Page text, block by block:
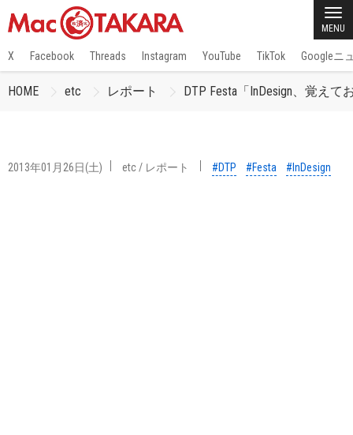
MENU
X Facebook Threads Instagram YouTube TikTok Googleニ
HOME etc レポート DTP Festa「InDesign、覚え
2013年01月26日(土) etc/ レポート #DTP #Festa #InDesign